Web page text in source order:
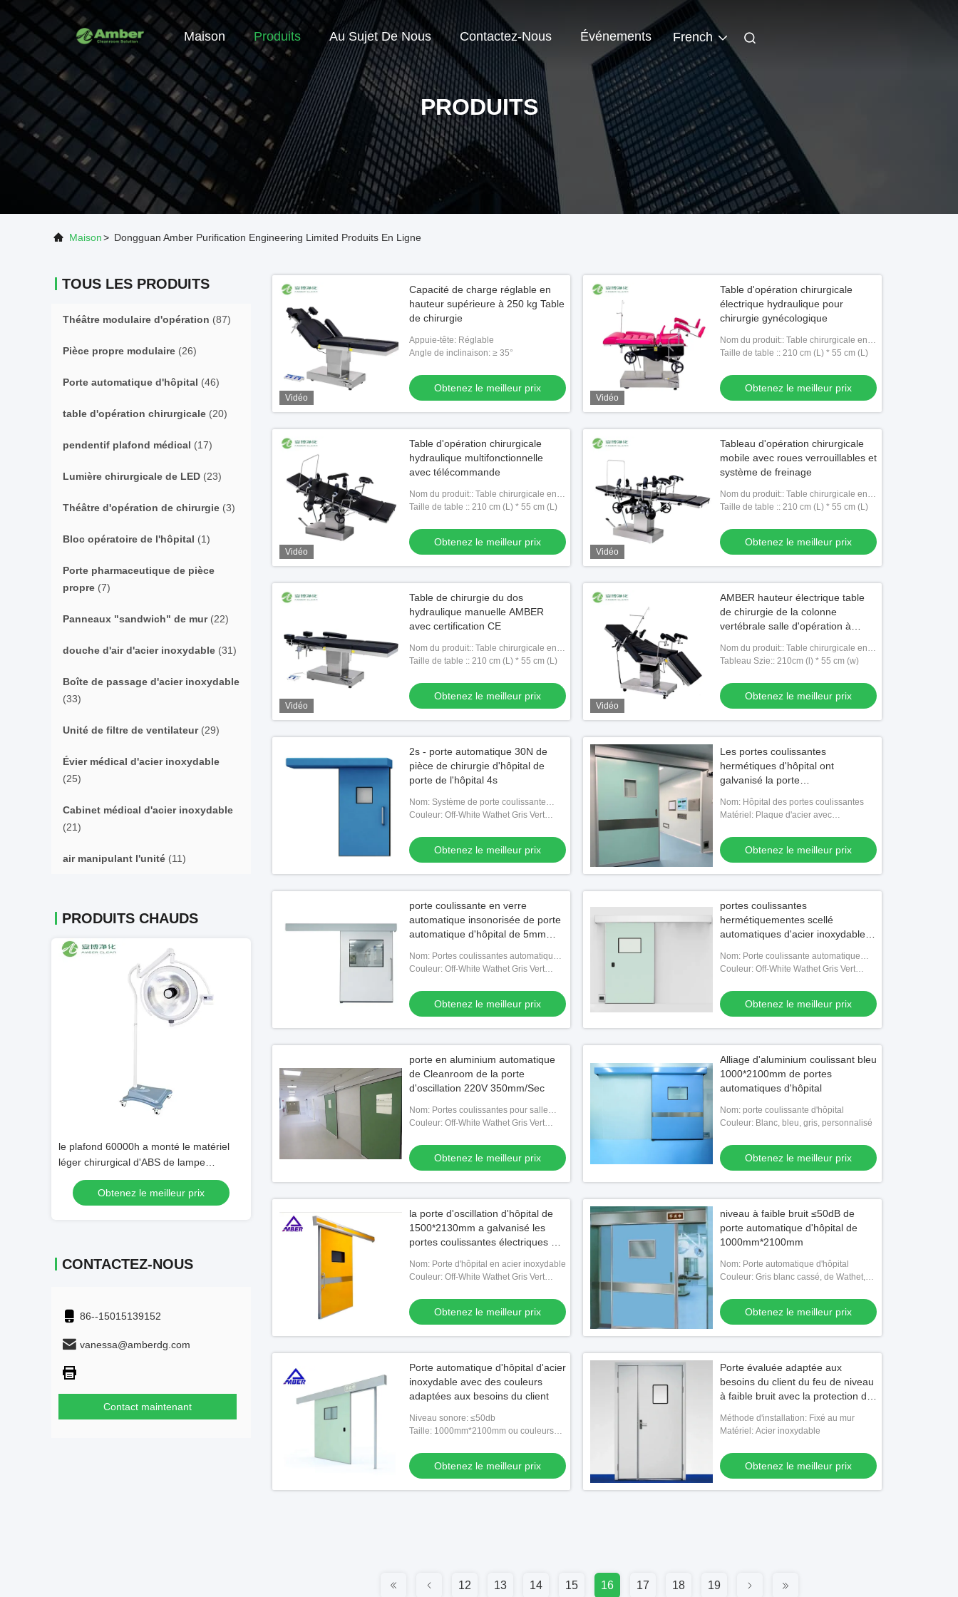
Maison Produits Au Sujet De Nous Contactez-Nous Événements French
PRODUITS
Maison> Dongguan Amber Purification Engineering Limited Produits En Ligne
TOUS LES PRODUITS
Théâtre modulaire d'opération (87)
Pièce propre modulaire (26)
Porte automatique d'hôpital (46)
table d'opération chirurgicale (20)
pendentif plafond médical (17)
Lumière chirurgicale de LED (23)
Théâtre d'opération de chirurgie (3)
Bloc opératoire de l'hôpital (1)
Porte pharmaceutique de pièce
propre (7)
Panneaux "sandwich" de mur(22)
douche d'air d'acier inoxydable (31)
Boîte de passage d'acier inoxydable
(33)
Unité de filtre de ventilateur(29)
Évier médical d'acier inoxydable
(25)
Cabinet médical d'acier inoxydable
(21)
air manipulant l'unité (11)
PRODUITS CHAUDS
le plafond 60000h a monté le matériel
léger chirurgical d'ABS de lampe
d'opération de 5000K LED
Obtenez le meilleur prix
Passage de la pièce SS201 propre par la
boîte adaptée aux besoins du client pour
Suspension médicale de plafond pour
anesthésie
Système de surveillance centralisée de
bloc opératoire Solution de contrôle tout-
PORTE MANUELLE ÉTANCHE À
MÉDICALE AVEC CHARNIÈRES
CONTACTEZ-NOUS
86--15015139152
vanessa@amberdg.com
Contact maintenant
Vidéo
Capacité de charge réglable en
hauteur supérieure à 250 kg Table
de chirurgie
Appuie-tête: Réglable
Angle de inclinaison: ≥ 35°
Obtenez le meilleur prix
Vidéo
Table d'opération chirurgicale
électrique hydraulique pour
chirurgie gynécologique
Nom du produit:: Table chirurgicale en
acier inoxydable
Taille de table :: 210 cm (L) * 55 cm (L)
Obtenez le meilleur prix
Vidéo
Table d'opération chirurgicale
hydraulique multifonctionnelle
avec télécommande
Nom du produit:: Table chirurgicale en
acier inoxydable
Taille de table :: 210 cm (L) * 55 cm (L)
Obtenez le meilleur prix
Vidéo
Tableau d'opération chirurgicale
mobile avec roues verrouillables et
système de freinage
Nom du produit:: Table chirurgicale en
acier inoxydable
Taille de table :: 210 cm (L) * 55 cm (L)
Obtenez le meilleur prix
Vidéo
Table de chirurgie du dos
hydraulique manuelle AMBER​
avec certification CE
Nom du produit:: Table chirurgicale en
acier inoxydable
Taille de table :: 210 cm (L) * 55 cm (L)
Obtenez le meilleur prix
Vidéo
AMBER hauteur électrique table
de chirurgie de la colonne
vertébrale salle d'opération à
Nom du produit:: Table chirurgicale en
acier inoxydable
Tableau Szie:: 210cm (l) * 55 cm (w)
Obtenez le meilleur prix
2s - porte automatique 30N de
pièce de chirurgie d'hôpital de
porte de l'hôpital 4s
Nom: Système de porte coulissante
automatique
Couleur: Off-White Wathet Gris Vert
Obtenez le meilleur prix
Les portes coulissantes
hermétiques d'hôpital ont
galvanisé la porte
Nom: Hôpital des portes coulissantes
Matériel: Plaque d'acier avec
Obtenez le meilleur prix
porte coulissante en verre
automatique insonorisée de porte
automatique d'hôpital de 5mm
Nom: Portes coulissantes automatiques
en verre sans cadre
Couleur: Off-White Wathet Gris Vert
Obtenez le meilleur prix
portes coulissantes
hermétiquementes scellé
automatiques d'acier inoxydable
1.0mm
Nom: Porte coulissante automatique
commerciale
Couleur: Off-White Wathet Gris Vert
Obtenez le meilleur prix
porte en aluminium automatique
de Cleanroom de la porte
d'oscillation 220V 350mm/Sec
Nom: Portes coulissantes pour salle
blanche
Couleur: Off-White Wathet Gris Vert
Obtenez le meilleur prix
Alliage d'aluminium coulissant bleu
1000*2100mm de portes
automatiques d'hôpital
Nom: porte coulissante d'hôpital
Couleur: Blanc, bleu, gris, personnalisé
Obtenez le meilleur prix
la porte d'oscillation d'hôpital de
1500*2130mm a galvanisé les
portes coulissantes électriques en
Nom: Porte d'hôpital en acier inoxydable
Couleur: Off-White Wathet Gris Vert
Obtenez le meilleur prix
niveau à faible bruit ≤50dB de
porte automatique d'hôpital de
1000mm*2100mm
Nom: Porte automatique d'hôpital
Couleur: Gris blanc cassé, de Wathet,
client
Obtenez le meilleur prix
Porte automatique d'hôpital d'acier
inoxydable avec des couleurs
adaptées aux besoins du client
Niveau sonore: ≤50db
Taille: 1000mm*2100mm ou couleurs
Obtenez le meilleur prix
Porte évaluée adaptée aux
besoins du client du feu de niveau
à faible bruit avec la protection de
Méthode d'installation: Fixé au mur
Matériel: Acier inoxydable
Obtenez le meilleur prix
12 13 14 15 16 17 18 19